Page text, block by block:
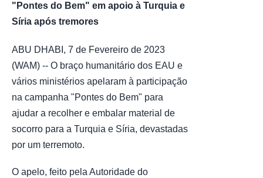
"Pontes do Bem" em apoio à Turquia e
Síria após tremores
ABU DHABI, 7 de Fevereiro de 2023
(WAM) -- O braço humanitário dos EAU e
vários ministérios apelaram à participação
na campanha "Pontes do Bem" para
ajudar a recolher e embalar material de
socorro para a Turquia e Síria, devastadas
por um terremoto.
O apelo, feito pela Autoridade do